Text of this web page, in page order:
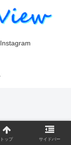
Instagram
トップ サイドバー